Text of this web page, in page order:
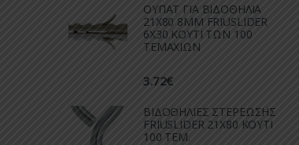
ΟΥΠΑΤ ΓΙΑ ΒΙΔΟΘΗΛΙΑ
21Χ80 8ΜΜ FRIUSLIDER
6X30 ΚΟΥΤΙ ΤΩΝ 100
ΤΕΜΑΧΙΩΝ
3.72€
ΒΙΔΟΘΗΛΙΕΣ ΣΤΕΡΕΩΣΗΣ
FRIUSLIDER 21X80 KOYTI
100 TEM.